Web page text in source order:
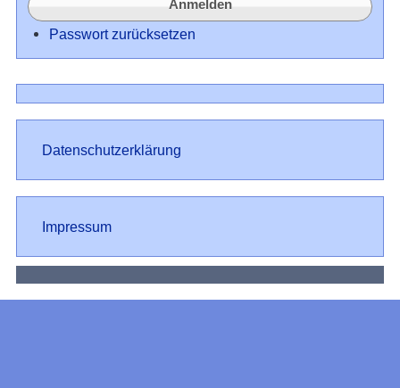
Passwort zurücksetzen
Datenschutz
Datenschutzerklärung
Impressum
Impressum